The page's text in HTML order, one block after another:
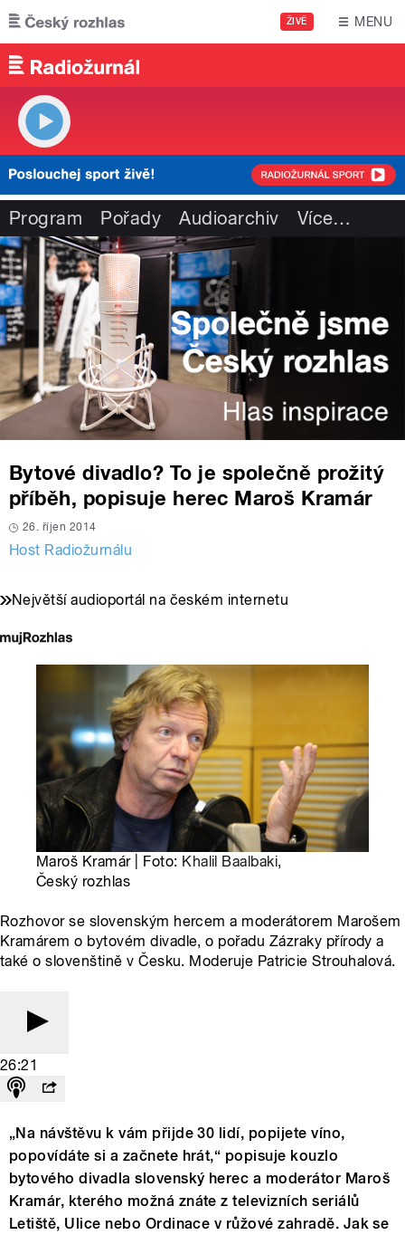
Přejít k hlavnímu obsahu
ŽIVĚ MENU
Program Pořady Audioarchiv Více…
Bytové divadlo? To je společně prožitý
příběh, popisuje herec Maroš Kramár
26. říjen 2014
Host Radiožurnálu
Největší audioportál na českém internetu
Maroš Kramár | Foto: Khalil Baalbaki,
Český rozhlas
Rozhovor se slovenským hercem a moderátorem Marošem
Kramárem o bytovém divadle, o pořadu Zázraky přírody a
také o slovenštině v Česku. Moderuje Patricie Strouhalová.
26:21
„Na návštěvu k vám přijde 30 lidí, popijete víno,
popovídáte si a začnete hrát,“ popisuje kouzlo
bytového divadla slovenský herec a moderátor Maroš
Kramár, kterého možná znáte z televizních seriálů
Letiště, Ulice nebo Ordinace v růžové zahradě. Jak se